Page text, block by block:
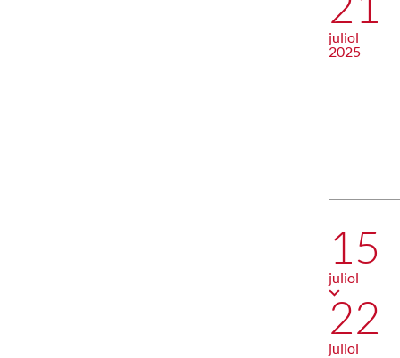
juliol
2025
15
juliol
22
juliol